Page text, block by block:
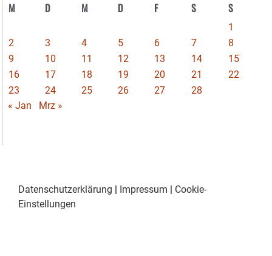
M D M D F S S
1
2
3 4 5 6 7
8
9
10 11 12 13 14
15
16
17 18 19 20 21
22
23
24 25 26 27
28
« Jan
Mrz »
Datenschutzerklärung | Impressum | Cookie-
Einstellungen